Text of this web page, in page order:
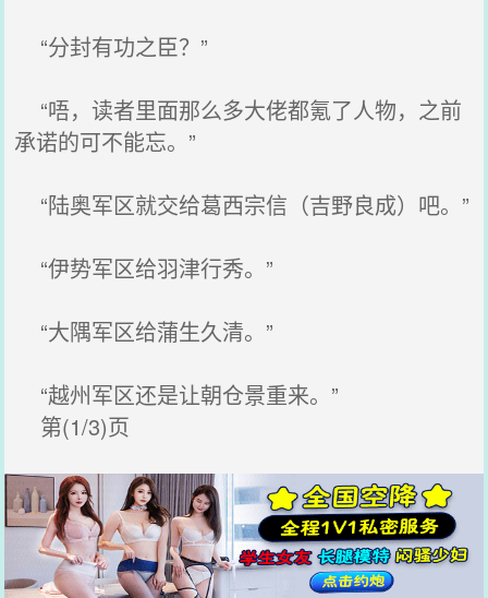
“分封有功之臣？”
“唔，读者里面那么多大佬都氪了人物，之前
承诺的可不能忘。”
“陆奥军区就交给葛西宗信（吉野良成）吧。”
“伊势军区给羽津行秀。”
“大隅军区给蒲生久清。”
“越州军区还是让朝仓景重来。”
第(1/3)页